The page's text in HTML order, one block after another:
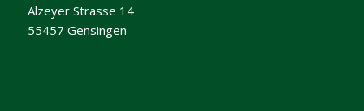
Alzeyer Strasse 14
55457 Gensingen